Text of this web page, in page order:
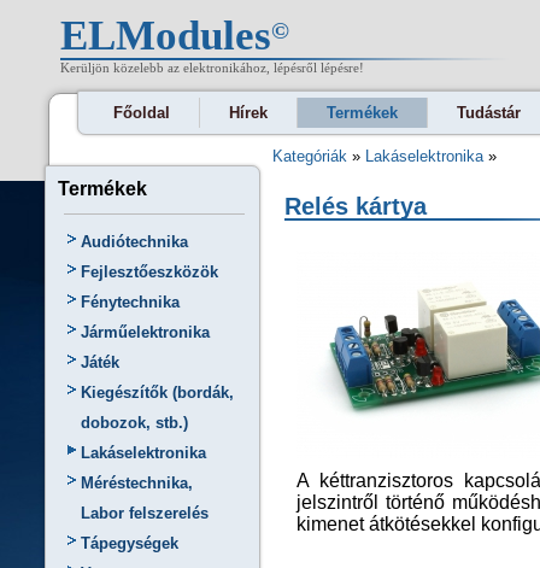
ELModules©
Kerüljön közelebb az elektronikához, lépésről lépésre!
Főoldal Hírek Termékek Tudástár
Termékek
Audiótechnika
Fejlesztőeszközök
Fénytechnika
Járműelektronika
Játék
Kiegészítők (bordák,
dobozok, stb.)
Lakáselektronika
Méréstechnika,
Labor felszerelés
Tápegységek
Kategóriák » Lakáselektronika»
Relés kártya
A kéttranzisztoros
jelszintről történő
kimenet átkötésekkel